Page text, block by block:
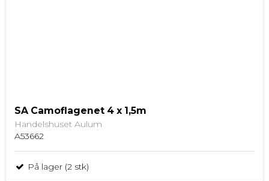
SA Camoflagenet 4 x 1,5m
Handelshuset Aulum
A53662
På lager (2 stk)